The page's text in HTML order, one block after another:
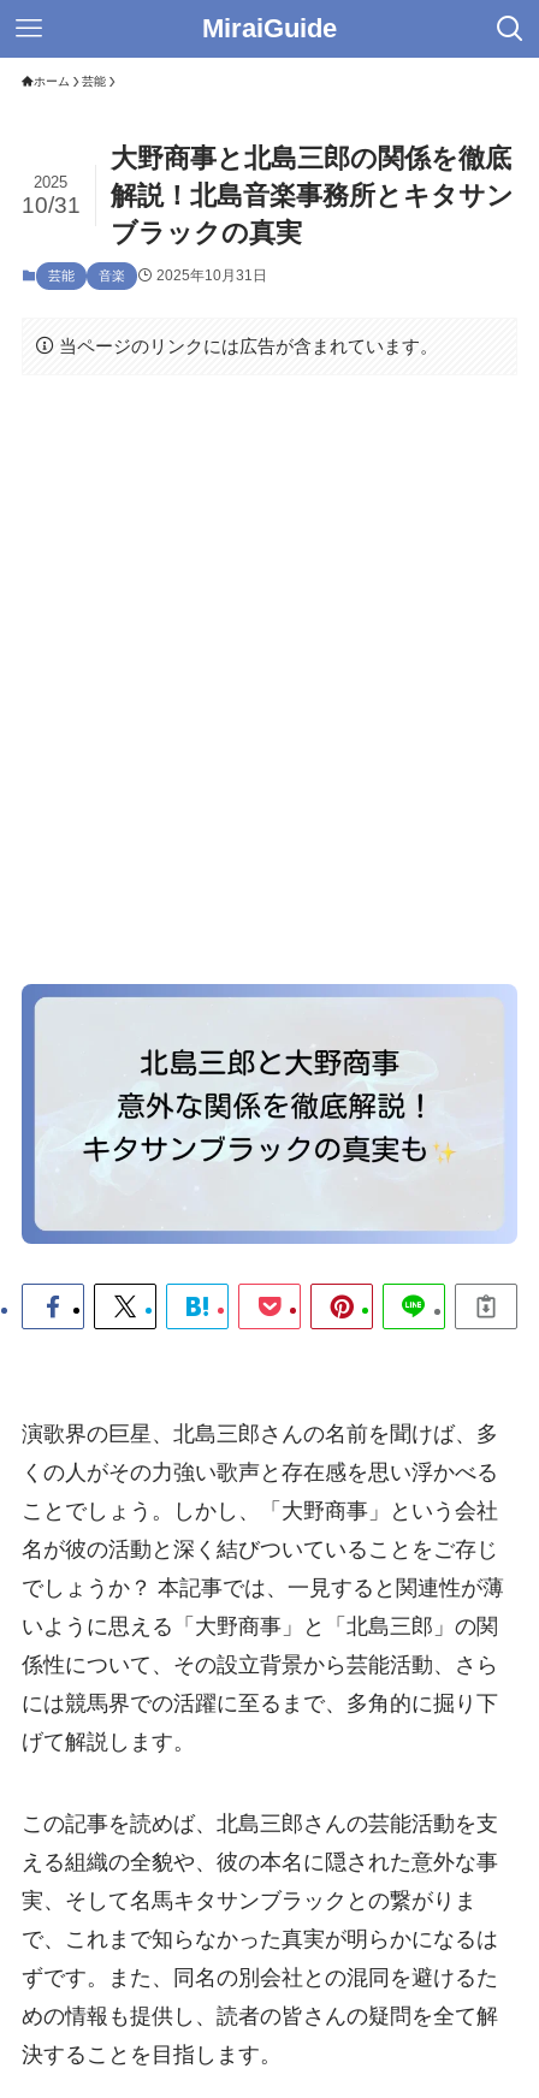
MiraiGuide
ホーム 芸能
大野商事と北島三郎の関係を徹底
解説！北島音楽事務所とキタサン
ブラックの真実
2025
10/31
芸能 音楽 2025年10月31日
当ページのリンクには広告が含まれています。
演歌界の巨星、北島三郎さんの名前を聞けば、多
くの人がその力強い歌声と存在感を思い浮かべる
ことでしょう。しかし、「大野商事」という会社
名が彼の活動と深く結びついていることをご存じ
でしょうか？ 本記事では、一見すると関連性が薄
いように思える「大野商事」と「北島三郎」の関
係性について、その設立背景から芸能活動、さら
には競馬界での活躍に至るまで、多角的に掘り下
げて解説します。
この記事を読めば、北島三郎さんの芸能活動を支
える組織の全貌や、彼の本名に隠された意外な事
実、そして名馬キタサンブラックとの繋がりま
で、これまで知らなかった真実が明らかになるは
ずです。また、同名の別会社との混同を避けるた
めの情報も提供し、読者の皆さんの疑問を全て解
決することを目指します。